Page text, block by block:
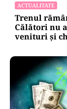
ACTUALITATE
Trenul
Călători nu
venituri și